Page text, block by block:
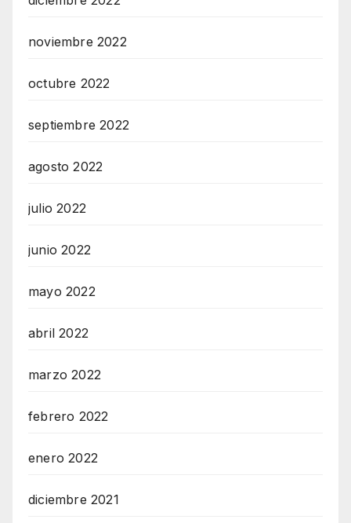
noviembre 2022
octubre 2022
septiembre 2022
agosto 2022
julio 2022
junio 2022
mayo 2022
abril 2022
marzo 2022
febrero 2022
enero 2022
diciembre 2021